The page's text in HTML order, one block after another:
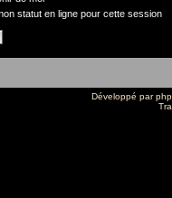
statut en ligne pour cette session
Développé par